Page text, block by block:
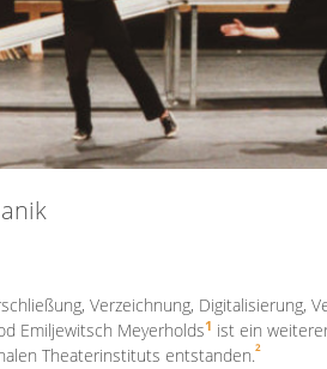
Verzeichnung, Digitalisierung,
Emiljewitsch Meyerholds1 ist ein
Theaterinstituts entstanden.2